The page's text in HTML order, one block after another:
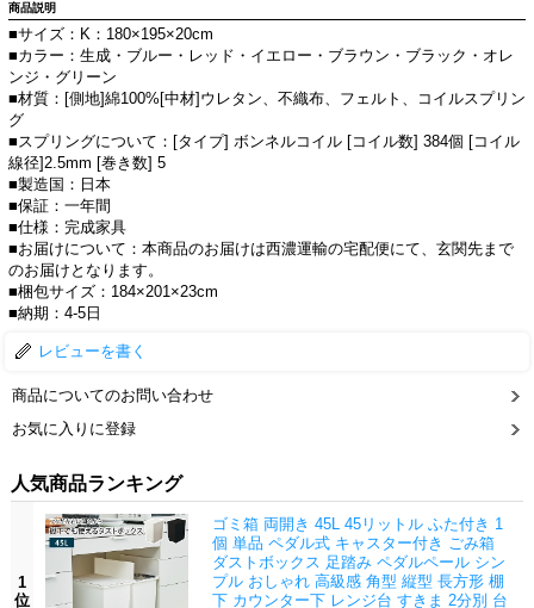
商品説明
■サイズ：K：180×195×20cm
■カラー：生成・ブルー・レッド・イエロー・ブラウン・ブラック・オレ
ンジ・グリーン
■材質：[側地]綿100%[中材]ウレタン、不織布、フェルト、コイルスプリン
グ
■スプリングについて：[タイプ] ボンネルコイル [コイル数] 384個 [コイル
線径]2.5mm [巻き数] 5
■製造国：日本
■保証：一年間
■仕様：完成家具
■お届けについて：本商品のお届けは西濃運輸の宅配便にて、玄関先まで
のお届けとなります。
■梱包サイズ：184×201×23cm
■納期：4-5日
レビューを書く
商品についてのお問い合わせ
お気に入りに登録
人気商品ランキング
1
位
ゴミ箱 両開き 45L 45リットル ふた付き 1
個 単品 ペダル式 キャスター付き ごみ箱
ダストボックス 足踏み ペダルペール シン
プル おしゃれ 高級感 角型 縦型 長方形 棚
下 カウンター下 レンジ台 すきま 2分別 台